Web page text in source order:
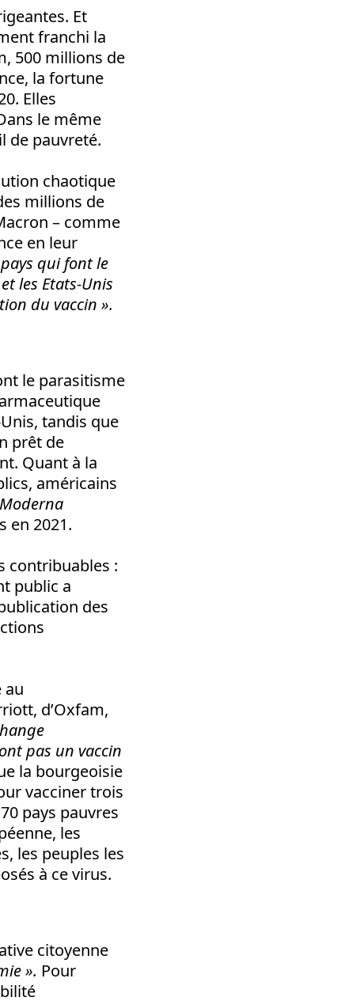
Et
franchi la
500 millions de
la fortune
Elles
le même
de pauvreté.
chaotique
millions de
– comme
en leur
qui font le
les Etats-Unis
du vaccin ».
le parasitisme
tandis que
prêt de
Quant à la
américains
Moderna
en 2021.
contribuables :
public a
des
au
d’Oxfam,
pas un vaccin
la bourgeoisie
vacciner trois
pays pauvres
les
les peuples les
à ce virus.
citoyenne
». Pour